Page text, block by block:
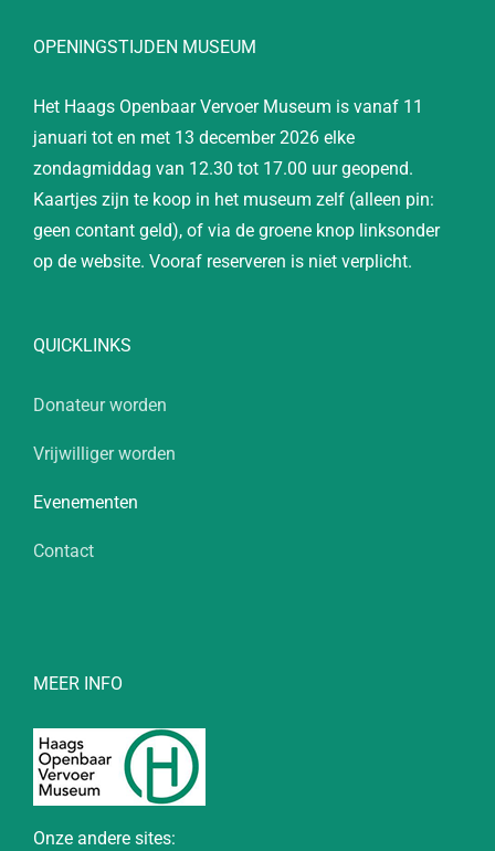
OPENINGSTIJDEN MUSEUM
Het Haags Openbaar Vervoer Museum is vanaf 11
januari tot en met 13 december 2026 elke
zondagmiddag van 12.30 tot 17.00 uur geopend.
Kaartjes zijn te koop in het museum zelf (alleen pin:
geen contant geld), of via de groene knop linksonder
op de website. Vooraf reserveren is niet verplicht.
QUICKLINKS
Donateur worden
Vrijwilliger worden
Evenementen
Contact
MEER INFO
Onze andere sites: